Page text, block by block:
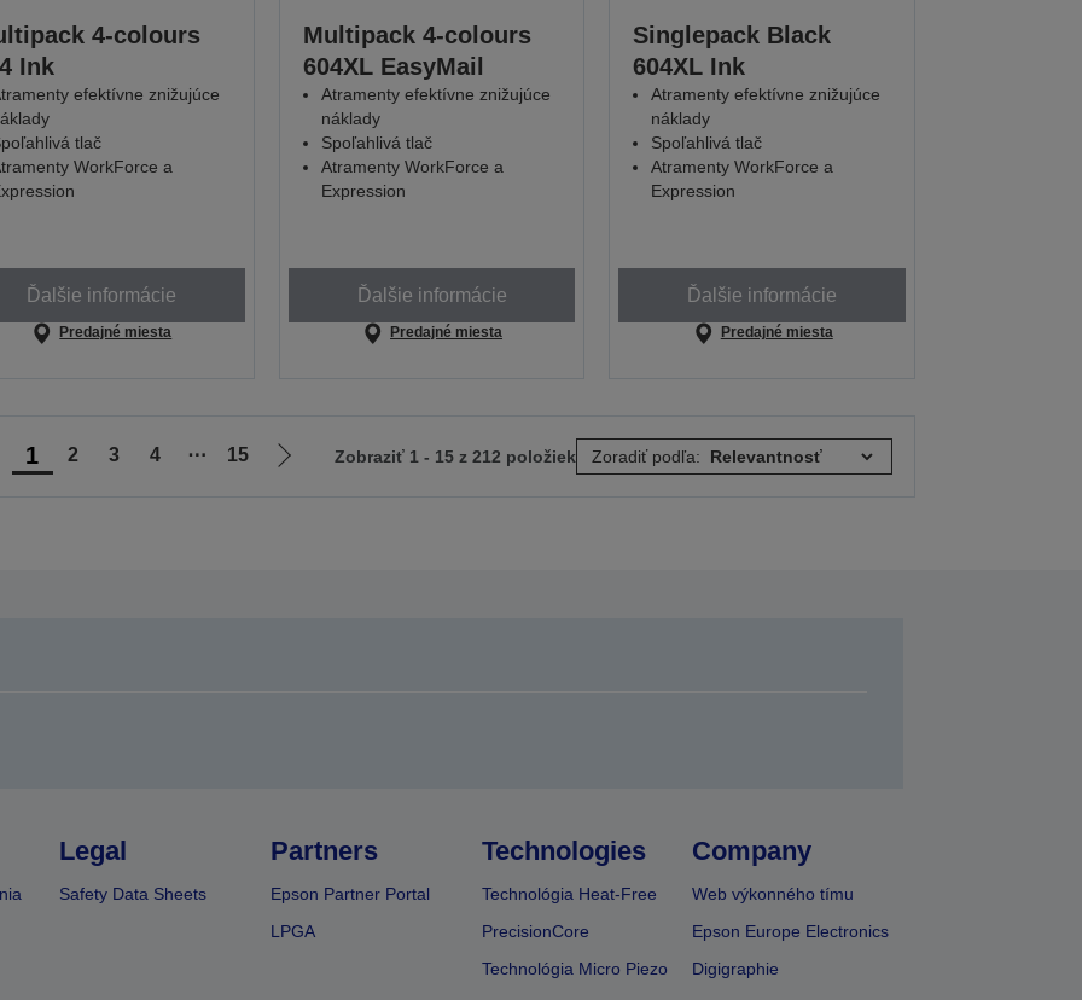
4-colours
Ink
efektívne znižujúce
tlač
WorkForce a
Ďalšie informácie
Predajné miesta
Multipack 4-colours
604XL EasyMail
Atramenty efektívne znižujúce
náklady
Spoľahlivá tlač
Atramenty WorkForce a
Expression
Ďalšie informácie
Predajné miesta
Singlepack Black
604XL Ink
Atramenty efektívne znižujúce
náklady
Spoľahlivá tlač
Atramenty WorkForce a
Expression
Ďalšie informácie
Predajné miesta
1 2 3 4 ⋯ 15
Ísť
Zobraziť 1 - 15 z 212 položiek Zoradiť podľa:
Legal
Safety Data Sheets
Partners
Epson Partner Portal
LPGA
Technologies
Technológia Heat-Free
PrecisionCore
Technológia Micro Piezo
Company
Web výkonného tímu
Epson Europe Electronics
Digigraphie